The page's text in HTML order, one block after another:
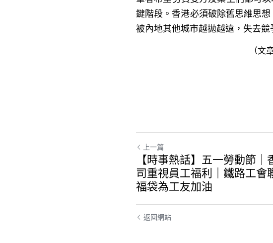
鍵階段。香港必須破除舊思維思
被內地其他城市越拋越遠，失去
（文
上一篇
【時事熱話】五一勞動節｜
司重視員工福利｜鐵路工會
福袋為工友加油
返回網站